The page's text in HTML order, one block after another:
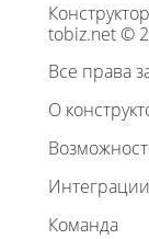
tobiz.net ©
Все права
О
Интеграции
Команда